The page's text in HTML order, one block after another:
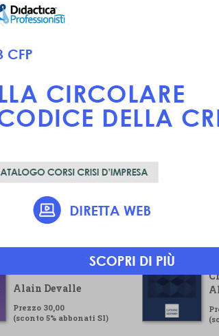
Reporting Standard
Alain Devalle
Prezzo 30,00
(sconto 5% abbonati SI)